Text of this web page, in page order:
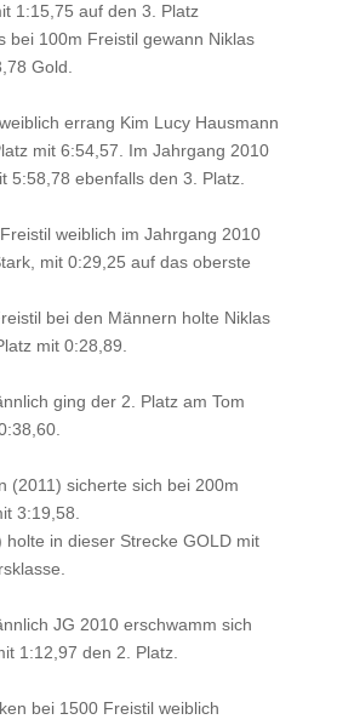
1:15,75 auf den 3. Platz
bei 100m Freistil gewann Niklas
Gold.
errang Kim Lucy Hausmann
mit 6:54,57. Im Jahrgang 2010
5:58,78 ebenfalls den 3. Platz.
weiblich im Jahrgang 2010
mit 0:29,25 auf das oberste
bei den Männern holte Niklas
mit 0:28,89.
ging der 2. Platz am Tom
(2011) sicherte sich bei 200m
3:19,58.
holte in dieser Strecke GOLD mit
JG 2010 erschwamm sich
1:12,97 den 2. Platz.
bei 1500 Freistil weiblich